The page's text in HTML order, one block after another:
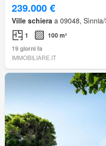
239.000 €
Ville schiera a 09048,
1
100 m²
19 giorni fa
IMMOBILIARE.IT